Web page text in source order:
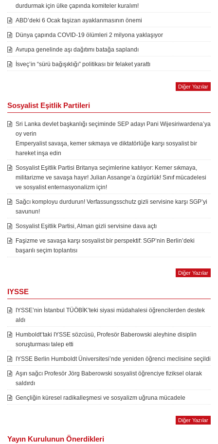
durdurmak için ülke çapında komiteler kuralım!
ABD’deki 6 Ocak faşizan ayaklanmasının önemi
Dünya çapında COVID-19 ölümleri 2 milyona yaklaşıyor
Avrupa genelinde aşı dağıtımı batağa saplandı
İsveç’in “sürü bağışıklığı” politikası bir felaket yarattı
Diğer Yazılar
Sosyalist Eşitlik Partileri
Sri Lanka devlet başkanlığı seçiminde SEP adayı Pani Wijesiriwardena’ya
oy verin
Emperyalist savaşa, kemer sıkmaya ve diktatörlüğe karşı sosyalist bir
hareket inşa edin
Sosyalist Eşitlik Partisi Britanya seçimlerine katılıyor: Kemer sıkmaya,
militarizme ve savaşa hayır! Julian Assange’a özgürlük! Sınıf mücadelesi
ve sosyalist enternasyonalizm için!
Sağcı komployu durdurun! Verfassungsschutz gizli servisine karşı SGP’yi
savunun!
Sosyalist Eşitlik Partisi, Alman gizli servisine dava açtı
Faşizme ve savaşa karşı sosyalist bir perspektif: SGP’nin Berlin’deki
başarılı seçim toplantısı
Diğer Yazılar
IYSSE
IYSSE’nin İstanbul TÜÖBİK’teki siyasi müdahalesi öğrencilerden destek
aldı
Humboldt’taki IYSSE sözcüsü, Profesör Baberowski aleyhine disiplin
soruşturması talep etti
IYSSE Berlin Humboldt Üniversitesi’nde yeniden öğrenci meclisine seçildi
Aşırı sağcı Profesör Jörg Baberowski sosyalist öğrenciye fiziksel olarak
saldırdı
Gençliğin küresel radikalleşmesi ve sosyalizm uğruna mücadele
Diğer Yazılar
Yayın Kurulunun Önerdikleri